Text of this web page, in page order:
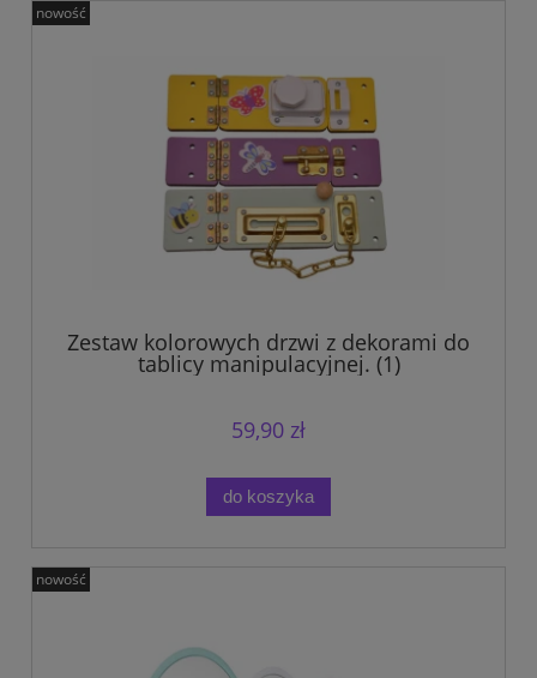
Zestaw kolorowych drzwi z dekorami do
tablicy manipulacyjnej. (1)
59,90 zł
do koszyka
nowość
nowość